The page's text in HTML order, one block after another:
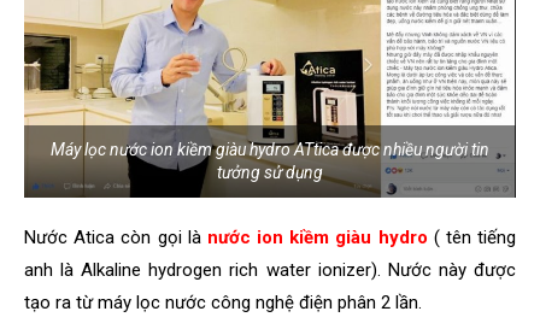
Máy lọc nước ion kiềm giàu hydro ATtica được nhiều người tin
tưởng sử dụng
Nước Atica còn gọi là nước ion kiềm giàu hydro ( tên tiếng
anh là Alkaline hydrogen rich water ionizer). Nước này được
tạo ra từ máy lọc nước công nghệ điện phân 2 lần.